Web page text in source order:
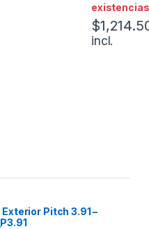
existencias
$
incl.
Pitch 3.91 –